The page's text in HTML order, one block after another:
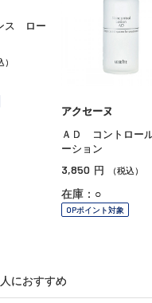
ス ロー
）
アクセーヌ
ＡＤ コントロー
ーション
3,850 円 （税込）
在庫：○
OPポイント対象
におすすめ